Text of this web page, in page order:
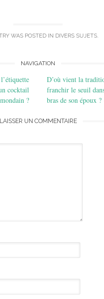
WAS POSTED IN DIVERS SUJETS.
NAVIGATION
cocktail
mondain ?
D’où vient la
franchir le seuil
bras de son époux ?
LAISSER UN COMMENTAIRE